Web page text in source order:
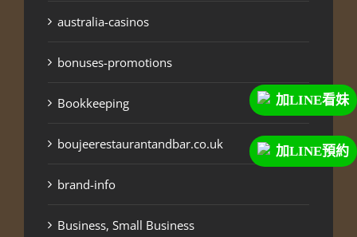
加LINE看妹
加LINE預約
australia-casinos
bonuses-promotions
Bookkeeping
boujeerestaurantandbar.co.uk
brand-info
Business, Small Business